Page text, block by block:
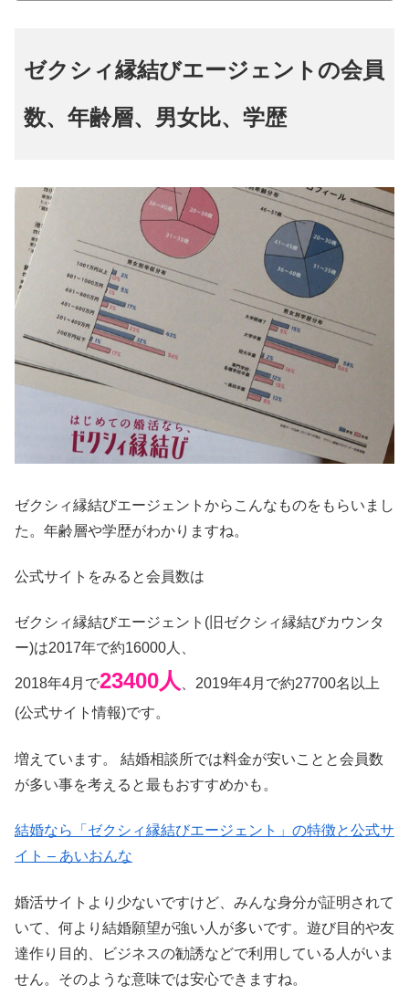
ゼクシィ縁結びエージェントの会員
数、年齢層、男女比、学歴
ゼクシィ縁結びエージェントからこんなものをもらいまし
た。年齢層や学歴がわかりますね。
公式サイトをみると会員数は
ゼクシィ縁結びエージェント(旧ゼクシィ縁結びカウンタ
ー)は2017年で約16000人、
2018年4月で23400人、2019年4月で約27700名以上
(公式サイト情報)です。
増えています。 結婚相談所では料金が安いことと会員数
が多い事を考えると最もおすすめかも。
結婚なら「ゼクシィ縁結びエージェント」の特徴と公式サ
イト – あいおんな
婚活サイトより少ないですけど、みんな身分が証明されて
いて、何より結婚願望が強い人が多いです。遊び目的や友
達作り目的、ビジネスの勧誘などで利用している人がいま
せん。そのような意味では安心できますね。